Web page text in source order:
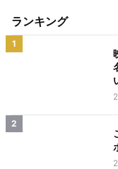
ランキング
1
2